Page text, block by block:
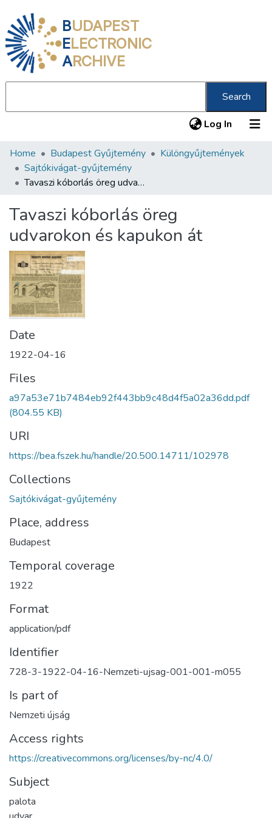
BUDAPEST
ELECTRONIC
ARCHIVE
Search
Log In (current)
Communities & Collections
All of DSpace
About us
Home Budapest Gyűjtemény
Különgyűjtemények
Sajtókivágat-gyűjtemény
Tavaszi kóborlás öreg udvarokon és kapukon át
Tavaszi kóborlás öreg
udvarokon és kapukon át
Date
1922-04-16
Files
a97a53e71b7484eb92f443bb9c48d4f5a02a36dd.pdf
(804.55 KB)
URI
https://bea.fszek.hu/handle/20.500.14711/102978
Collections
Sajtókivágat-gyűjtemény
Place, address
Budapest
Temporal coverage
1922
Format
application/pdf
Identifier
728-3-1922-04-16-Nemzeti-ujsag-001-001-m055
Is part of
Nemzeti újság
Access rights
https://creativecommons.org/licenses/by-nc/4.0/
Subject
palota